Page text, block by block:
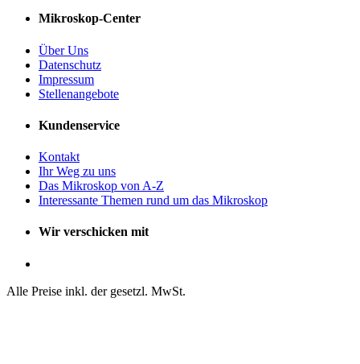
Mikroskop-Center
Über Uns
Datenschutz
Impressum
Stellenangebote
Kundenservice
Kontakt
Ihr Weg zu uns
Das Mikroskop von A-Z
Interessante Themen rund um das Mikroskop
Wir verschicken mit
Alle Preise inkl. der gesetzl. MwSt.